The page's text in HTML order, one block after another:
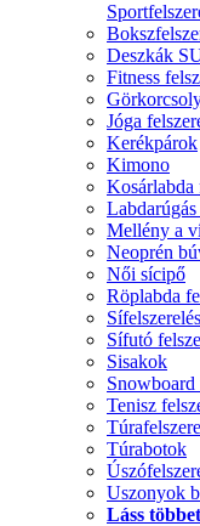
Deszkák
Fitness
Jóga
Kerékpárok
Kimono
Kosárlabda
Mellény a
Neoprén
Női sícipő
Röplabda
Sífelszerelés
Sífutó
Sisakok
Snowboard
Tenisz
Túrabotok
Uszonyok
Láss